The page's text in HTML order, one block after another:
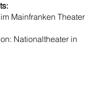
Mainfranken Theater
Nationaltheater in